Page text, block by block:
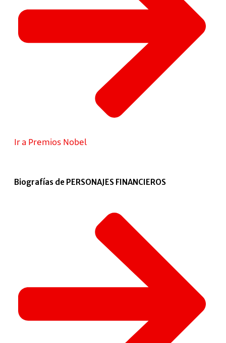
Ir a Premios Nobel
Biografías de PERSONAJES FINANCIEROS